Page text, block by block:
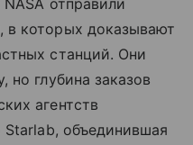
отправили
в которых доказывают
станций. Они
но глубина заказов
агентств
Starlab, объединившая